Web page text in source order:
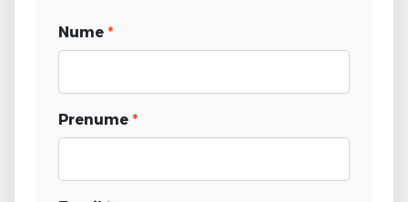
Nume *
Prenume *